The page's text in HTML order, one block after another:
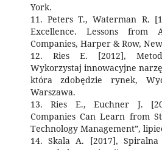
York.
11. Peters T., Waterman R.
Excellence. Lessons from
Companies, Harper & Row,
12. Ries E. [2012],
Wykorzystaj innowacyjne
która zdobędzie rynek,
Warszawa.
13. Ries E., Euchner J.
Companies Can Learn from
Technology Management”,
14. Skala A. [2017],